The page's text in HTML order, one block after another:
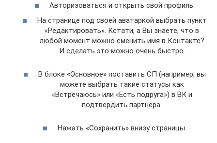
Авторизоваться и открыть свой профиль.
На странице под своей аватаркой выбрать пункт
«Редактировать». Кстати, а Вы знаете, что в
любой момент можно сменить имя в Контакте?
И сделать это можно очень быстро.
В блоке «Основное» поставить СП (например, вы
можете выбрать такие статусы как
«Встречаюсь» или «Есть подруга») в ВК и
подтвердить партнёра.
Нажать «Сохранить» внизу страницы.